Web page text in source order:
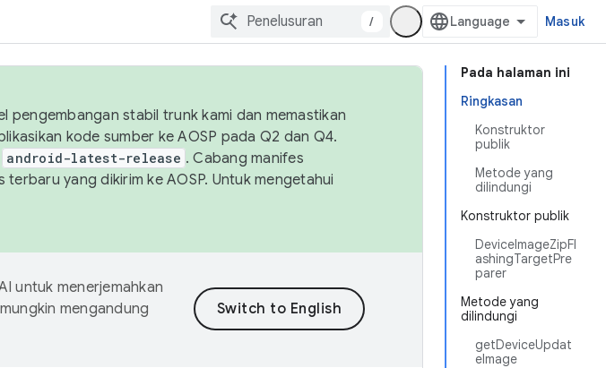
/ Masuk
Pada halaman ini
Ringkasan
Konstruktor
publik
Metode yang
dilindungi
Konstruktor publik
DeviceImageZipFl
ashingTargetPre
parer
Metode yang
dilindungi
getDeviceUpdat
eImage
pengembangan stabil trunk kami dan memastikan
kode sumber ke AOSP pada Q2 dan Q4.
android-latest-release . Cabang manifes
terbaru yang dikirim ke AOSP. Untuk mengetahui
untuk menerjemahkan
mengandung